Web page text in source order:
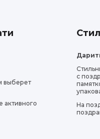
мой ребенок посетили
смешивания
участвовали в
выберет
активного
с
На